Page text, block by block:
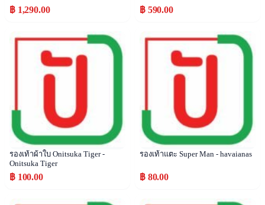
฿ 1,290.00 ฿ 590.00
Popular
รองเท้าผ้าใบ Onitsuka Tiger -
Onitsuka Tiger
฿ 100.00
Popular
รองเท้าแตะ Super Man - havaianas
฿ 80.00